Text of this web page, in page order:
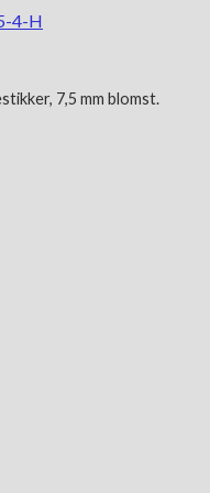
4-H
7,5 mm blomst.